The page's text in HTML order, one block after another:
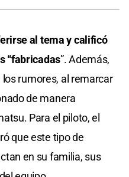
al tema y calificó
“fabricadas”. Además,
rumores, al remarcar
de manera
Para el piloto, el
que este tipo de
en su familia, sus